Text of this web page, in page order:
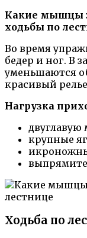
Какие мышцы
ходьбы по
Во время
бедер и ног. В
уменьшаются
красивый
Нагрузка
крупные
Ходьба по